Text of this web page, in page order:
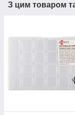
З цим товаром